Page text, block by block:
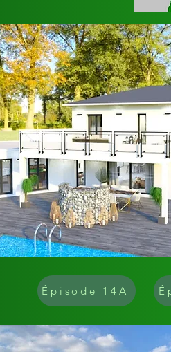
Épisode 14A